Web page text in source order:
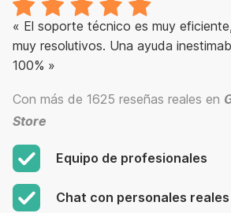
« El soporte técnico es muy
muy resolutivos. Una ayuda
100% »
Con más de 1625 reseñas reales en
Store
Equipo de profesionales
Chat con personales reales